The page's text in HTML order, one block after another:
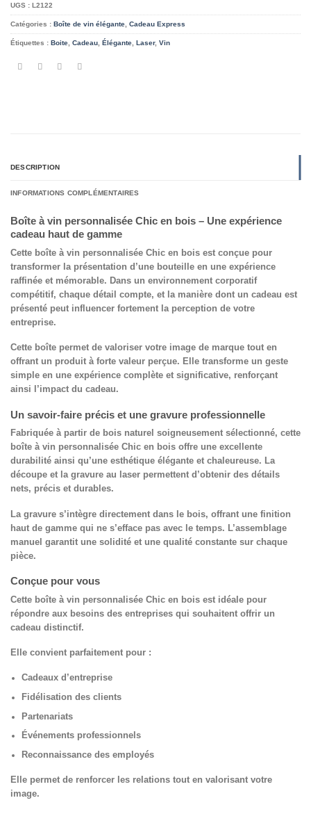
UGS : L2122
Catégories : Boîte de vin élégante Cadeau Express
Étiquettes : Boite Cadeau Élégante Laser, Vin
DESCRIPTION
INFORMATIONS COMPLÉMENTAIRES
Boîte à vin personnalisée Chic en bois – Une expérience
cadeau haut de gamme
Cette boîte à vin personnalisée Chic en bois est conçue pour
transformer la présentation d’une bouteille en une expérience
raffinée et mémorable. Dans un environnement corporatif
compétitif, chaque détail compte, et la manière dont un cadeau est
présenté peut influencer fortement la perception de votre
entreprise.
Cette boîte permet de valoriser votre image de marque tout en
offrant un produit à forte valeur perçue. Elle transforme un geste
simple en une expérience complète et significative, renforçant
ainsi l’impact du cadeau.
Un savoir-faire précis et une gravure professionnelle
Fabriquée à partir de bois naturel soigneusement sélectionné, cette
boîte à vin personnalisée Chic en bois offre une excellente
durabilité ainsi qu’une esthétique élégante et chaleureuse. La
découpe et la gravure au laser permettent d’obtenir des détails
nets, précis et durables.
La gravure s’intègre directement dans le bois, offrant une finition
haut de gamme qui ne s’efface pas avec le temps. L’assemblage
manuel garantit une solidité et une qualité constante sur chaque
pièce.
Conçue pour vous
Cette boîte à vin personnalisée Chic en bois est idéale pour
répondre aux besoins des entreprises qui souhaitent offrir un
cadeau distinctif.
Elle convient parfaitement pour :
Cadeaux d’entreprise
Fidélisation des clients
Partenariats
Événements professionnels
Reconnaissance des employés
Elle permet de renforcer les relations tout en valorisant votre
image.